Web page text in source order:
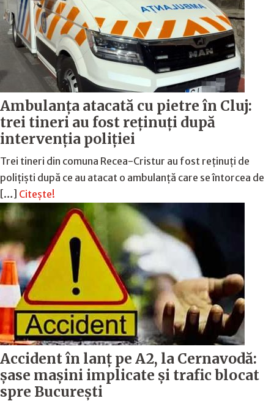
Ambulanța atacată cu pietre în Cluj:
trei tineri au fost reținuți după
intervenția poliției
Trei tineri din comuna Recea-Cristur au fost reținuți de
polițiști după ce au atacat o ambulanță care se întorcea de
[…] Citește!
Accident în lanț pe A2, la Cernavodă:
șase mașini implicate și trafic blocat
spre București